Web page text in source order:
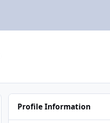
Profile Information